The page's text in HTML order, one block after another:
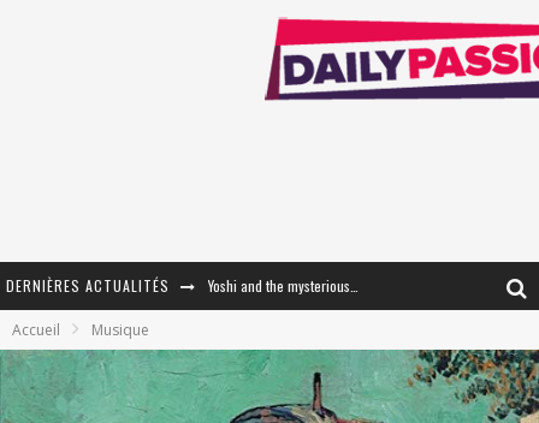
DERNIÈRES ACTUALITÉS
« The Broken Ring / This Mariage Will Fail Anyway » (Tome 2) – Préparer sa vengeance…
Accueil Musique